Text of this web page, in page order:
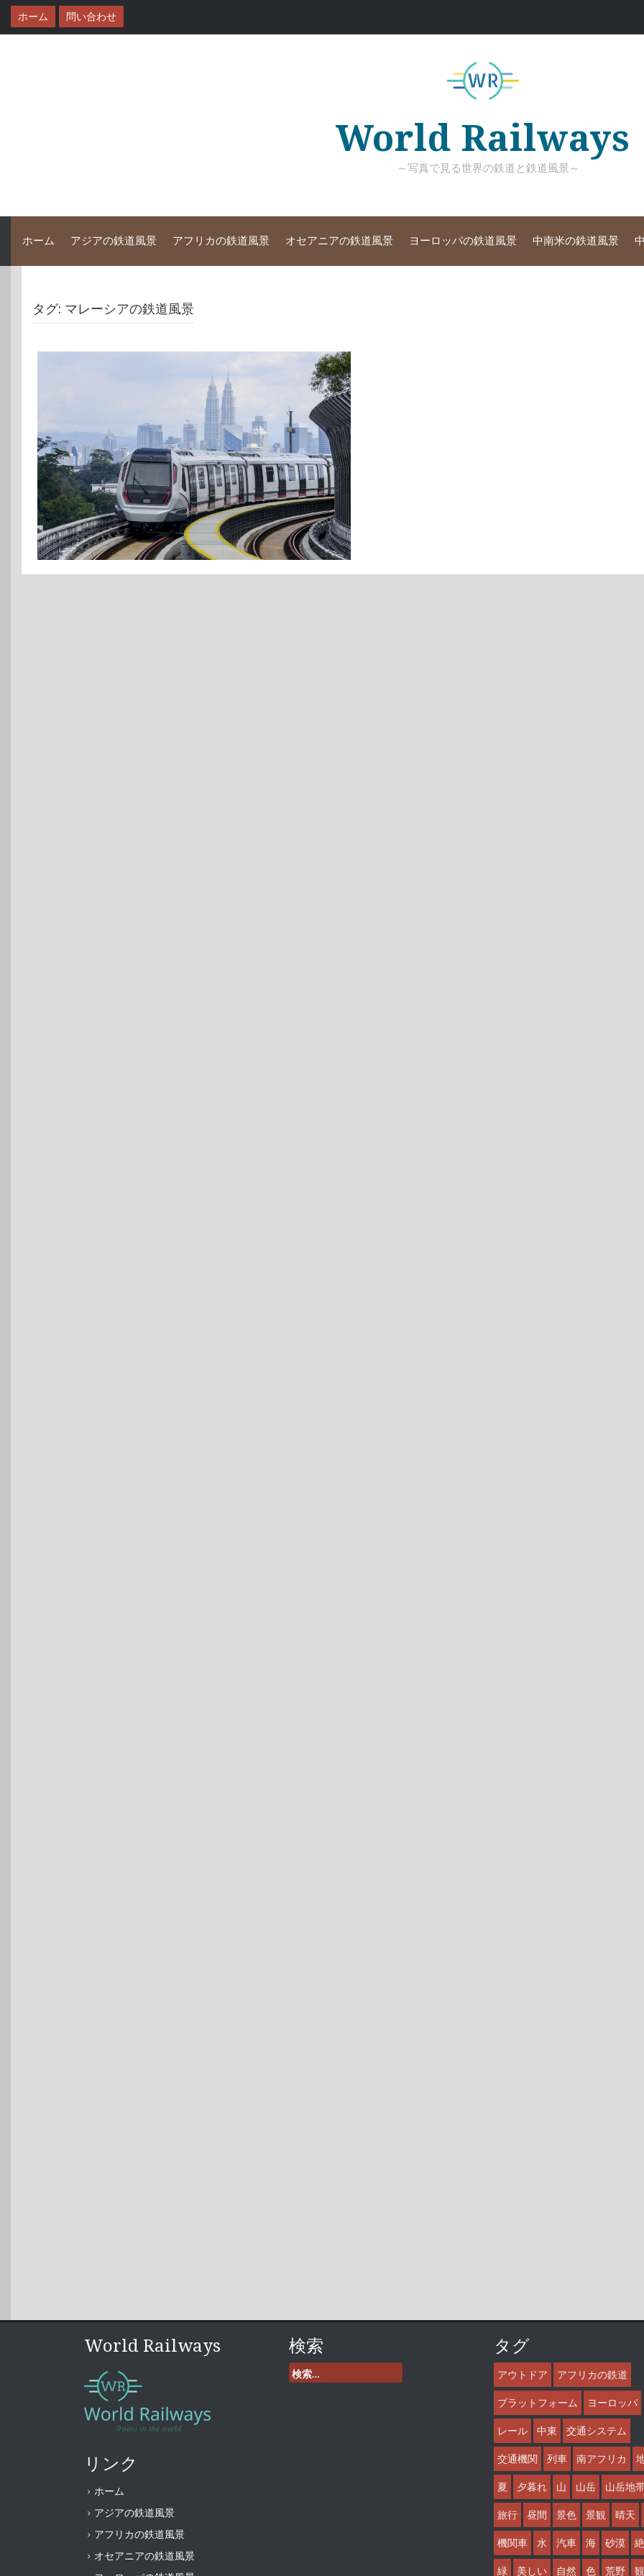
テ
ホーム 問い合わせ
World Railways
～写真で見る世界の鉄道と鉄道風景～
ホーム アジアの鉄道風景 アフリカの鉄道風景 オセアニアの鉄道風景 ヨーロッパの鉄道風景 中南米の鉄道風景
タグ: マレーシアの鉄道風景
World Railways
リンク
ホーム
アジアの鉄道風景
アフリカの鉄道風景
オセアニアの鉄道風景
検索
検
索:
タグ
アウトドア アフリカの鉄道
プラットフォーム ヨーロッパ
レール 中東 交通システム
交通機関 列車 南アフリカ
夏 夕暮れ 山 山岳 山岳地
旅行 昼間 景色 景観 晴天
機関車 水 汽車 海 砂漠
緑 美しい 自然 色 荒野